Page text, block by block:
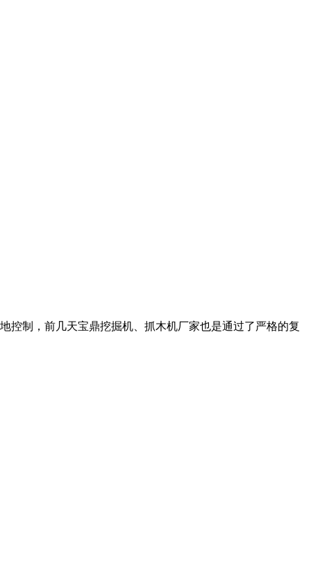
控制，前几天宝鼎挖掘机、抓木机厂家也是通过了严格的复